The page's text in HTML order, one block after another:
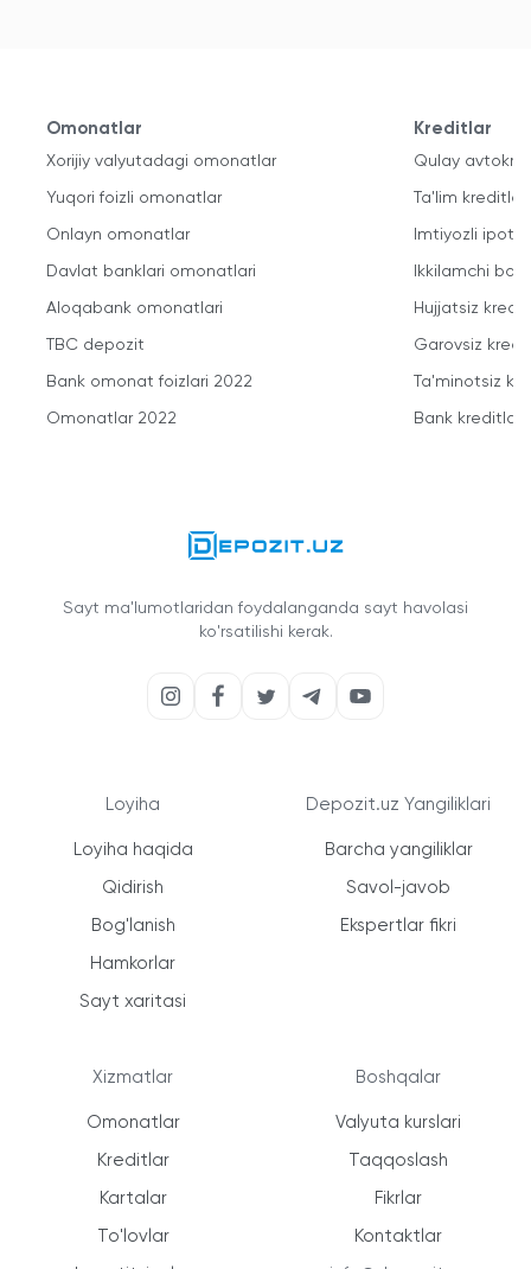
Omonatlar
Xorijiy valyutadagi omonatlar
Yuqori foizli omonatlar
Onlayn omonatlar
Davlat banklari omonatlari
Aloqabank omonatlari
TBC depozit
Bank omonat foizlari 2022
Omonatlar 2022
Kreditlar
Qulay
Ta'lim kreditlari
Imtiyozli
Ikkilamchi
Hujjatsiz
Garovsiz
Ta'minotsiz
Bank kreditlari
Sayt ma'lumotlaridan foydalanganda sayt havolasi
ko'rsatilishi kerak.
Loyiha
Loyiha haqida
Qidirish
Bog'lanish
Hamkorlar
Sayt xaritasi
Xizmatlar
Omonatlar
Kreditlar
Kartalar
To'lovlar
Depozit.uz Yangiliklari
Barcha yangiliklar
Savol-javob
Ekspertlar fikri
Boshqalar
Valyuta kurslari
Taqqoslash
Fikrlar
Kontaktlar